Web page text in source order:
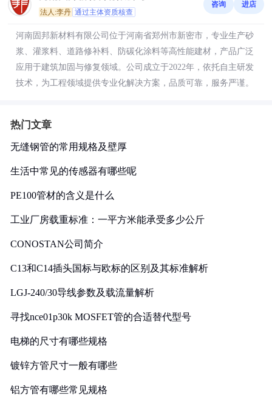
法人:李丹 通过主体资质核查
咨询 进店
河南固邦新材料有限公司位于河南省郑州市新密市，专业生产砂
浆、灌浆料、道路修补料、防碳化涂料等高性能建材，产品广泛
应用于建筑加固与修复领域。公司成立于2022年，依托自主研发
技术，为工程领域提供专业化解决方案，品质可靠，服务严谨。
热门文章
无缝钢管的常用规格及壁厚
生活中常见的传感器有哪些呢
PE100管材的含义是什么
工业厂房载重标准：一平方米能承受多少公斤
CONOSTAN公司简介
C13和C14插头国标与欧标的区别及其标准解析
LGJ-240/30导线参数及载流量解析
寻找nce01p30k MOSFET管的合适替代型号
电梯的尺寸有哪些规格
镀锌方管尺寸一般有哪些
铝方管有哪些常见规格